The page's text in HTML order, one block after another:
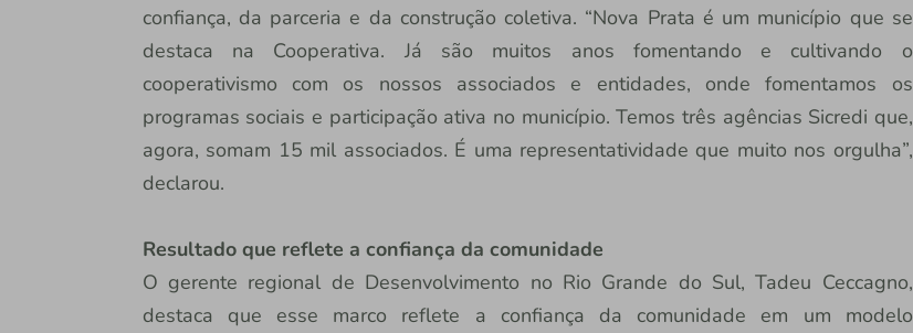
confiança, da parceria e da construção coletiva. “Nova Prata é um município que se
destaca na Cooperativa. Já são muitos anos fomentando e cultivando o
cooperativismo com os nossos associados e entidades, onde fomentamos os
programas sociais e participação ativa no município. Temos três agências Sicredi que,
agora, somam 15 mil associados. É uma representatividade que muito nos orgulha”,
declarou.
Resultado que reflete a confiança da comunidade
O gerente regional de Desenvolvimento no Rio Grande do Sul, Tadeu Ceccagno,
destaca que esse marco reflete a confiança da comunidade em um modelo